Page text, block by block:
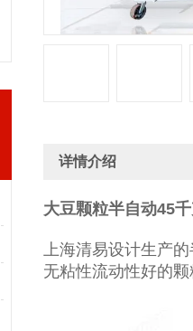
详情介绍
大豆颗粒半自动45
上海清易设计生产
无粘性流动性好的